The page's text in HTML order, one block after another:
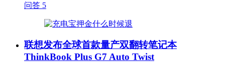
问答 5
联想发布全球首款量产双翻转笔记本
ThinkBook Plus G7 Auto Twist